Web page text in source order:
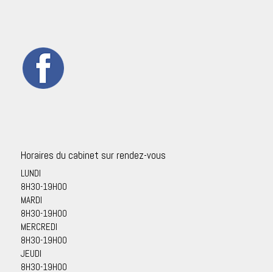
Horaires du cabinet sur rendez-vous
LUNDI
8H30-19H00
MARDI
8H30-19H00
MERCREDI
8H30-19H00
JEUDI
8H30-19H00